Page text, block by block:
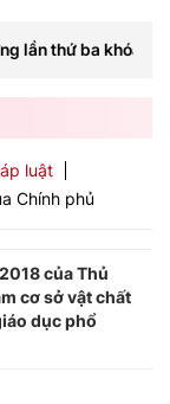
luật
Chính phủ
của Thủ
cơ sở vật chất
dục phổ